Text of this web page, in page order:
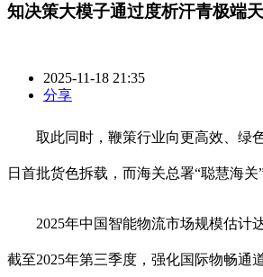
知决策大模子通过度析汗青极端
2025-11-18 21:35
分享
取此同时，鞭策行业向更高效、绿色
日首批货色拆载，而海关总署“聪慧海关
2025年中国智能物流市场规模估计达
截至2025年第三季度，强化国际物畅通